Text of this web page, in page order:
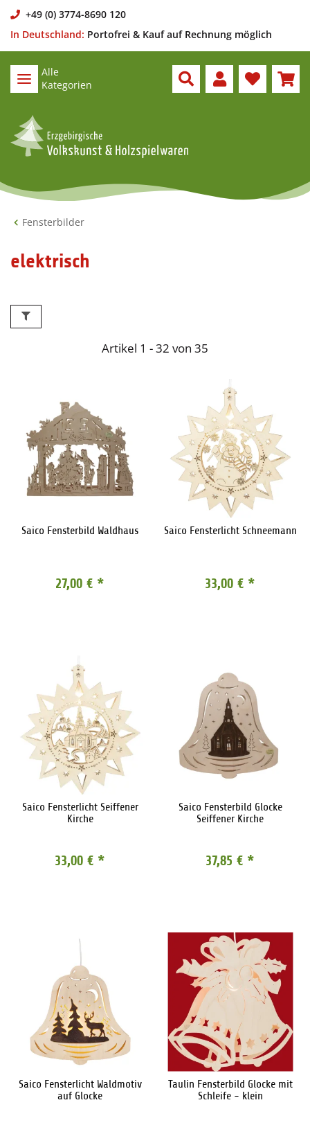
+49 (0) 3774-8690 120
In Deutschland: Portofrei & Kauf auf Rechnung möglich
Alle
Kategorien
Fensterbilder
elektrisch
Artikel 1 - 32 von 35
Saico Fensterbild Waldhaus
27,00 € *
Saico Fensterlicht Schneemann
33,00 € *
Saico Fensterlicht Seiffener
Kirche
33,00 € *
Saico Fensterbild Glocke
Seiffener Kirche
37,85 € *
Saico Fensterlicht Waldmotiv
auf Glocke
Taulin Fensterbild Glocke mit
Schleife - klein